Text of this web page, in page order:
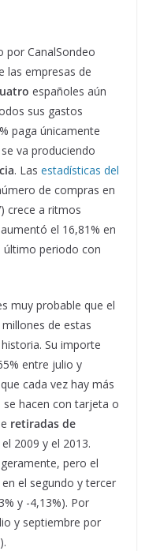
por CanalSondeo
las empresas de
españoles aún
sus gastos
paga únicamente
va produciendo
. Las estadísticas del
de compras en
crece a ritmos
el 16,81% en
último periodo con
muy probable que el
de estas
Su importe
entre julio y
cada vez hay más
hacen con tarjeta o
retiradas de
2009 y el 2013.
pero el
el segundo y tercer
y -4,13%). Por
y septiembre por